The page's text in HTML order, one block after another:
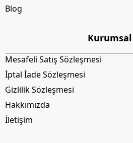
Blog
Kurumsal
Mesafeli Satış Sözleşmesi
İptal İade Sözleşmesi
Gizlilik Sözleşmesi
Hakkımızda
İletişim